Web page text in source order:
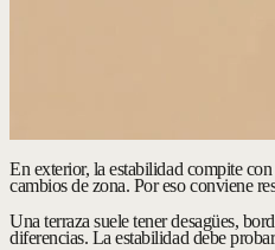
En exterior, la estabilidad compite
cambios de zona. Por eso conviene
Una terraza suele tener desagües,
diferencias. La estabilidad debe